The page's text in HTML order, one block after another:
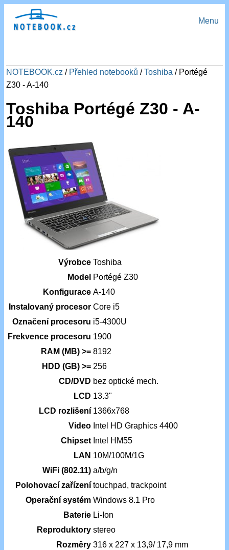
Menu
NOTEBOOK.cz / Přehled notebooků /Toshiba / Portégé
Z30 - A-140
Toshiba Portégé Z30 - A-
140
Výrobce Toshiba
Model Portégé Z30
Konfigurace A-140
Instalovaný procesor Core i5
Označení procesoru i5-4300U
Frekvence procesoru 1900
RAM (MB) >= 8192
HDD (GB) >= 256
CD/DVD bez optické mech.
LCD 13.3"
LCD rozlišení 1366x768
Video Intel HD Graphics 4400
Chipset Intel HM55
LAN 10M/100M/1G
WiFi (802.11) a/b/g/n
Polohovací zařízení touchpad, trackpoint
Operační systém Windows 8.1 Pro
Baterie Li-Ion
Reproduktory stereo
Rozměry 316 x 227 x 13,9/ 17,9 mm